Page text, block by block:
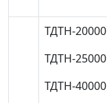
ТДТН-20000
ТДТН-25000
ТДТН-40000